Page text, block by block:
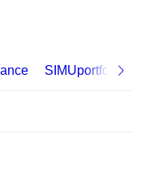
SIMUportfolio